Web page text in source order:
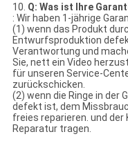
10. Q: Was ist Ihre
: Wir haben 1-jährige
(1) wenn das Produkt
Entwurfsproduktion
Verantwortung und
Sie, nett ein Video
für unseren Service-
zurückschicken.
(2) wenn die Ringe in der
defekt ist, dem
freies reparieren. und
Reparatur tragen.